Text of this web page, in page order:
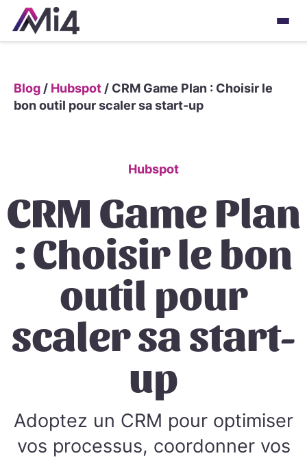
Blog / Hubspot / CRM Game Plan : Choisir le
bon outil pour scaler sa start-up
Hubspot
CRM Game Plan
: Choisir le bon
outil pour
scaler sa start-
up
Adoptez un CRM pour optimiser
vos processus, coordonner vos